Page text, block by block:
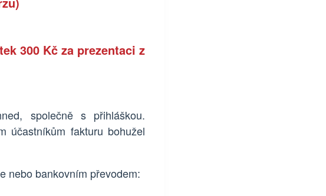
300 Kč za prezentaci z
společně s přihláškou.
účastníkům fakturu bohužel
nebo bankovním převodem: